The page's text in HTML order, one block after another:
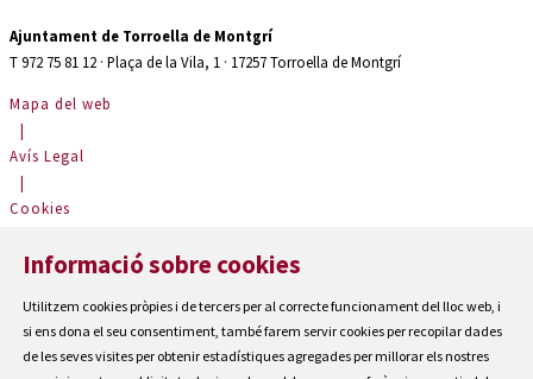
Ajuntament de Torroella de Montgrí
T 972 75 81 12 · Plaça de la Vila, 1 · 17257 Torroella de Montgrí
Mapa del web
|
Avís Legal
|
Cookies
Contactar
Accessibilitat
Informació sobre cookies
Utilitzem cookies pròpies i de tercers per al correcte funcionament del lloc web, i
si ens dona el seu consentiment, també farem servir cookies per recopilar dades
de les seves visites per obtenir estadístiques agregades per millorar els nostres